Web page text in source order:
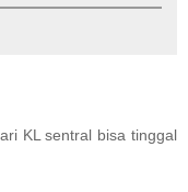
KL sentral bisa tinggal